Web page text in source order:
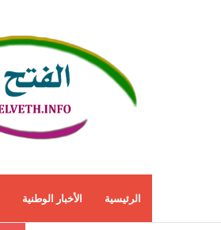
الرئيسية الأخبار الوطنية